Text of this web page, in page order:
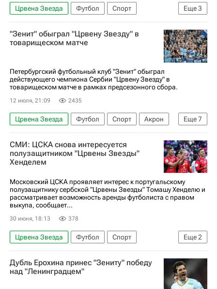
Еще3
Црвена Звезда Футбол
Спорт
ЧМ по футболу 2026
Александр Соболев
Зенит
"Зенит" обыграл "Црвену Звезду" в
товарищеском матче
Петербургский футбольный клуб "Зенит" обыграл
действующего чемпиона Сербии "Црвену Звезду" в
товарищеском матче в рамках предсезонного сбора.
12 июля, 21:09 2435
Еще7
Црвена Звезда Футбол Спорт
Акрон
Суперкубок России по футболу
Александр Соболев
Роман Вега
Фелипе Аугусто 1992
РПЛ 2026-2027 (Чемпионат России по футболу)
Зенит
СМИ: ЦСКА снова интересуется
полузащитником "Црвены Звезды"
Хенделем
Московский ЦСКА проявляет интерес к португальскому
полузащитнику сербской "Црвены Звезды" Томашу Хенделю и
рассматривает возможность аренды футболиста с правом
выкупа, сообщает...
30 июня, 18:13 378
Еще2
Црвена Звезда Футбол
Спорт
Спарта (Прага)
ПФК ЦСКА
Дубль Ерохина принес "Зениту" победу
над "Ленинградцем"